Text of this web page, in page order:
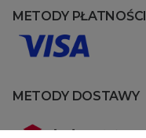
METODY PŁATNOŚCI
METODY DOSTAWY